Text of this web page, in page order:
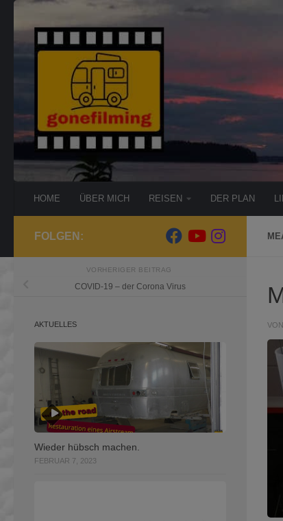
HOME ÜBER MICH REISEN DER PLAN
VON
FOLGEN:
VORHERIGER BEITRAG
COVID-19 – der Corona Virus
AKTUELLES
Wieder hübsch machen.
FEBRUAR 7, 2023